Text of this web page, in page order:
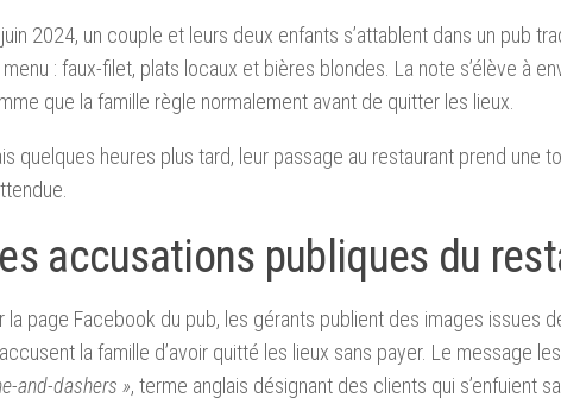
juin 2024, un couple et leurs deux enfants s’attablent dans un pub
menu : faux-filet, plats locaux et bières blondes. La note s’élève à
que la famille règle normalement avant de quitter les lieux.
quelques heures plus tard, leur passage au restaurant prend une
accusations publiques du
la page Facebook du pub, les gérants publient des images issues
la famille d’avoir quitté les lieux sans payer. Le message
and-dashers », terme anglais désignant des clients qui s’enfuient